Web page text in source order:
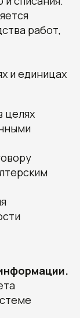
работ,
и единицах
целях